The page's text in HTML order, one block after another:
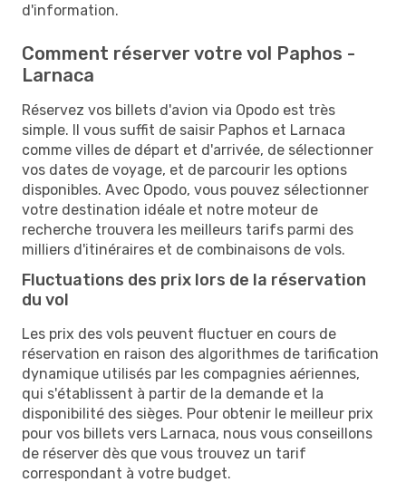
d'information.
Comment réserver votre vol Paphos -
Larnaca
Réservez vos billets d'avion via Opodo est très
simple. Il vous suffit de saisir Paphos et Larnaca
comme villes de départ et d'arrivée, de sélectionner
vos dates de voyage, et de parcourir les options
disponibles. Avec Opodo, vous pouvez sélectionner
votre destination idéale et notre moteur de
recherche trouvera les meilleurs tarifs parmi des
milliers d'itinéraires et de combinaisons de vols.
Fluctuations des prix lors de la réservation
du vol
Les prix des vols peuvent fluctuer en cours de
réservation en raison des algorithmes de tarification
dynamique utilisés par les compagnies aériennes,
qui s'établissent à partir de la demande et la
disponibilité des sièges. Pour obtenir le meilleur prix
pour vos billets vers Larnaca, nous vous conseillons
de réserver dès que vous trouvez un tarif
correspondant à votre budget.